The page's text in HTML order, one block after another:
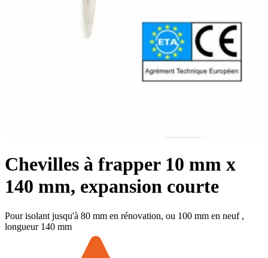
Chevilles à frapper 10 mm x
140 mm, expansion courte
Pour isolant jusqu'à 80 mm en rénovation, ou 100 mm en neuf ,
longueur 140 mm